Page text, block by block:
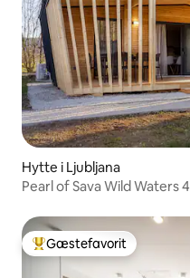
Hytte i Ljubljana
Pearl of Sava Wild Waters 4
Bedste gæstefavorit
Gæstefavorit